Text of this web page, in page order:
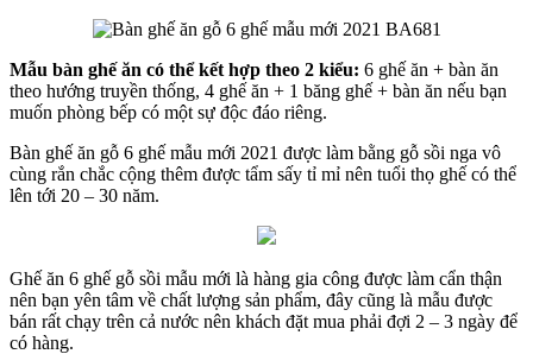
Mẫu bàn ghế ăn có thể kết hợp theo 2 kiểu: 6 ghế ăn + bàn ăn
theo hướng truyền thống, 4 ghế ăn + 1 băng ghế + bàn ăn nếu bạn
muốn phòng bếp có một sự độc đáo riêng.
Bàn ghế ăn gỗ 6 ghế mẫu mới 2021 được làm bằng gỗ sồi nga vô
cùng rắn chắc cộng thêm được tẩm sấy tỉ mỉ nên tuổi thọ ghế có thể
lên tới 20 – 30 năm.
Ghế ăn 6 ghế gỗ sồi mẫu mới là hàng gia công được làm cẩn thận
nên bạn yên tâm về chất lượng sản phẩm, đây cũng là mẫu được
bán rất chạy trên cả nước nên khách đặt mua phải đợi 2 – 3 ngày để
có hàng.